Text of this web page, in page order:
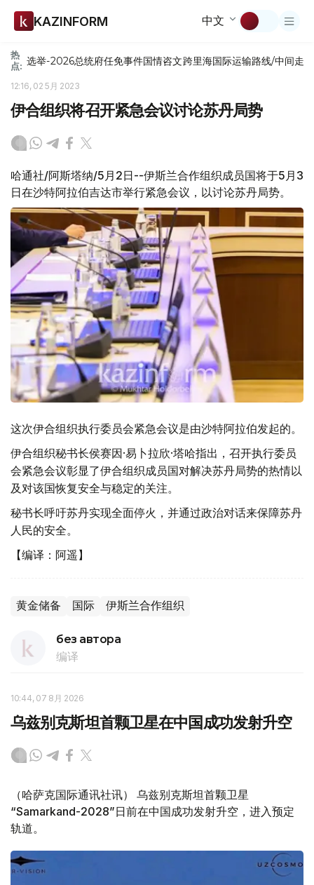
KAZINFORM 中文
热
点: 选举-2026总统府任免事件国情咨文跨里海国际运输路线/中间走廊
12:16, 02 5月 2023
伊合组织将召开紧急会议讨论苏丹局势
哈通社/阿斯塔纳/5月2日--伊斯兰合作组织成员国将于5月3
日在沙特阿拉伯吉达市举行紧急会议，以讨论苏丹局势。
这次伊合组织执行委员会紧急会议是由沙特阿拉伯发起的。
伊合组织秘书长侯赛因·易卜拉欣·塔哈指出，召开执行委员
会紧急会议彰显了伊合组织成员国对解决苏丹局势的热情以
及对该国恢复安全与稳定的关注。
秘书长呼吁苏丹实现全面停火，并通过政治对话来保障苏丹
人民的安全。
【编译：阿遥】
黄金储备 国际 伊斯兰合作组织
без автора
编译
10:44, 07 8月 2026
乌兹别克斯坦首颗卫星在中国成功发射升空
（哈萨克国际通讯社讯） 乌兹别克斯坦首颗卫星
“Samarkand-2028”日前在中国成功发射升空，进入预定
轨道。